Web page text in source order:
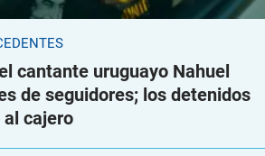
cantante uruguayo Nahuel
de seguidores; los detenidos
al cajero